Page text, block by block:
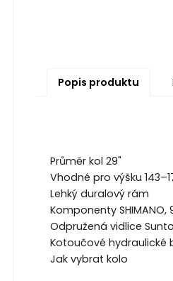
Popis produktu
Průměr kol 29"
Vhodné pro výšku
Lehký duralový rám
Komponenty SHIMANO,
Odpružená vidlice
Kotoučové hydraulické
Jak vybrat kolo